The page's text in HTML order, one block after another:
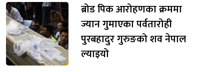
ब्रोड पिक आरोहणका क्रममा
ज्यान गुमाएका पर्वतारोही
पुरबहादुर गुरुङको शव नेपाल
ल्याइयो